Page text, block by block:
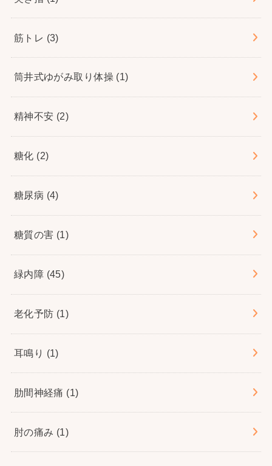
筋トレ (3)
筒井式ゆがみ取り体操 (1)
精神不安 (2)
糖化 (2)
糖尿病 (4)
糖質の害 (1)
緑内障 (45)
老化予防 (1)
耳鳴り (1)
肋間神経痛 (1)
肘の痛み (1)